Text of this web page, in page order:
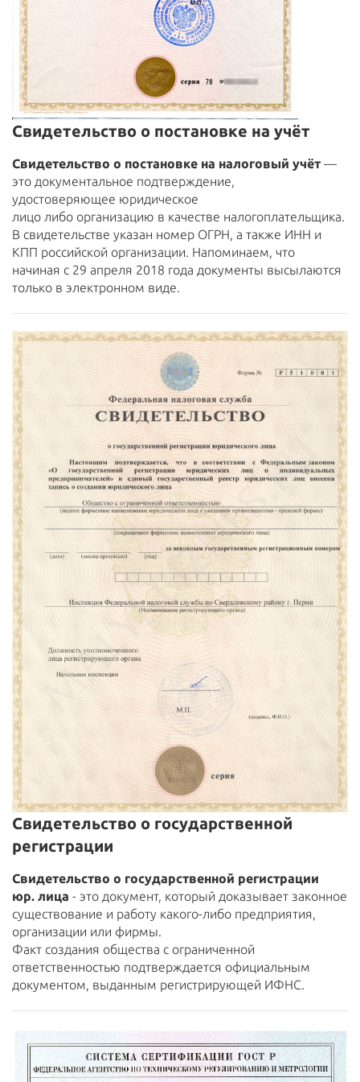
Свидетельство о постановке на учёт
Свидетельство о постановке на налоговый учёт —
это документальное подтверждение,
удостоверяющее юридическое
лицо либо организацию в качестве налогоплательщика.
В свидетельстве указан номер ОГРН, а также ИНН и
КПП российской организации. Напоминаем, что
начиная с 29 апреля 2018 года документы высылаются
только в электронном виде.
Свидетельство о государственной
регистрации
Свидетельство о государственной регистрации
юр. лица - это документ, который доказывает законное
существование и работу какого-либо предприятия,
организации или фирмы.
Факт создания общества с ограниченной
ответственностью подтверждается официальным
документом, выданным регистрирующей ИФНС.